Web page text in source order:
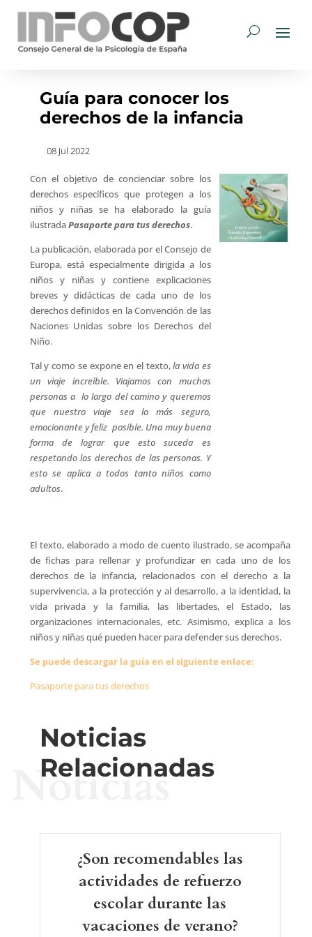
Guía para conocer los
derechos de la infancia
08 Jul 2022
Con el objetivo de concienciar sobre los
derechos específicos que protegen a los
niños y niñas se ha elaborado la guía
ilustradaPasaporte para tus derechos.
La publicación, elaborada por el Consejo de
Europa, está especialmente dirigida a los
niños y niñas y contiene explicaciones
breves y didácticas de cada uno de los
derechos definidos en la Convención de las
Naciones Unidas sobre los Derechos del
Niño.
Tal y como se expone en el texto,la vida es
un viaje increíble. Viajamos con muchas
personas a lo largo del camino y queremos
que nuestro viaje sea lo más seguro,
emocionante y feliz posible. Una muy buena
forma de lograr que esto suceda es
respetando los derechos de las personas. Y
esto se aplica a todos tanto niños como
adultos.
El texto, elaborado a modo de cuento ilustrado, se acompaña
de fichas para rellenar y profundizar en cada uno de los
derechos de la infancia, relacionados con el derecho a la
supervivencia, a la protección y al desarrollo, a la identidad, la
vida privada y la familia, las libertades, el Estado, las
organizaciones internacionales, etc. Asimismo, explica a los
niños y niñas qué pueden hacer para defender sus derechos.
Se puede descargar la guía en el siguiente enlace:
Pasaporte para tus derechos
Noticias
Relacionadas
Noticias
¿Son recomendables las
actividades de refuerzo
escolar durante las
vacaciones de verano?